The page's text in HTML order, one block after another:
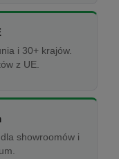
i 30+ krajów.
z UE.
showroomów i